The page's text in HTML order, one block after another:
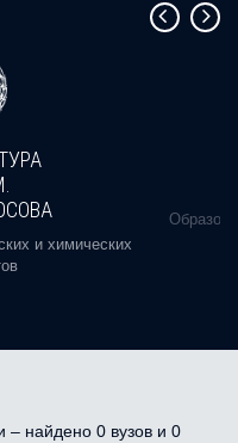
и химических
– найдено 0 вузов и 0